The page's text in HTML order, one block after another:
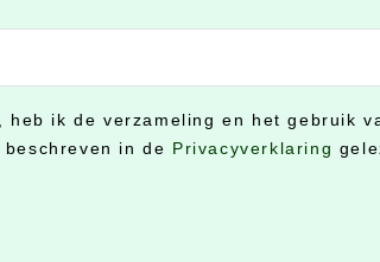
ik de verzameling en het gebruik
in de Privacyverklaring